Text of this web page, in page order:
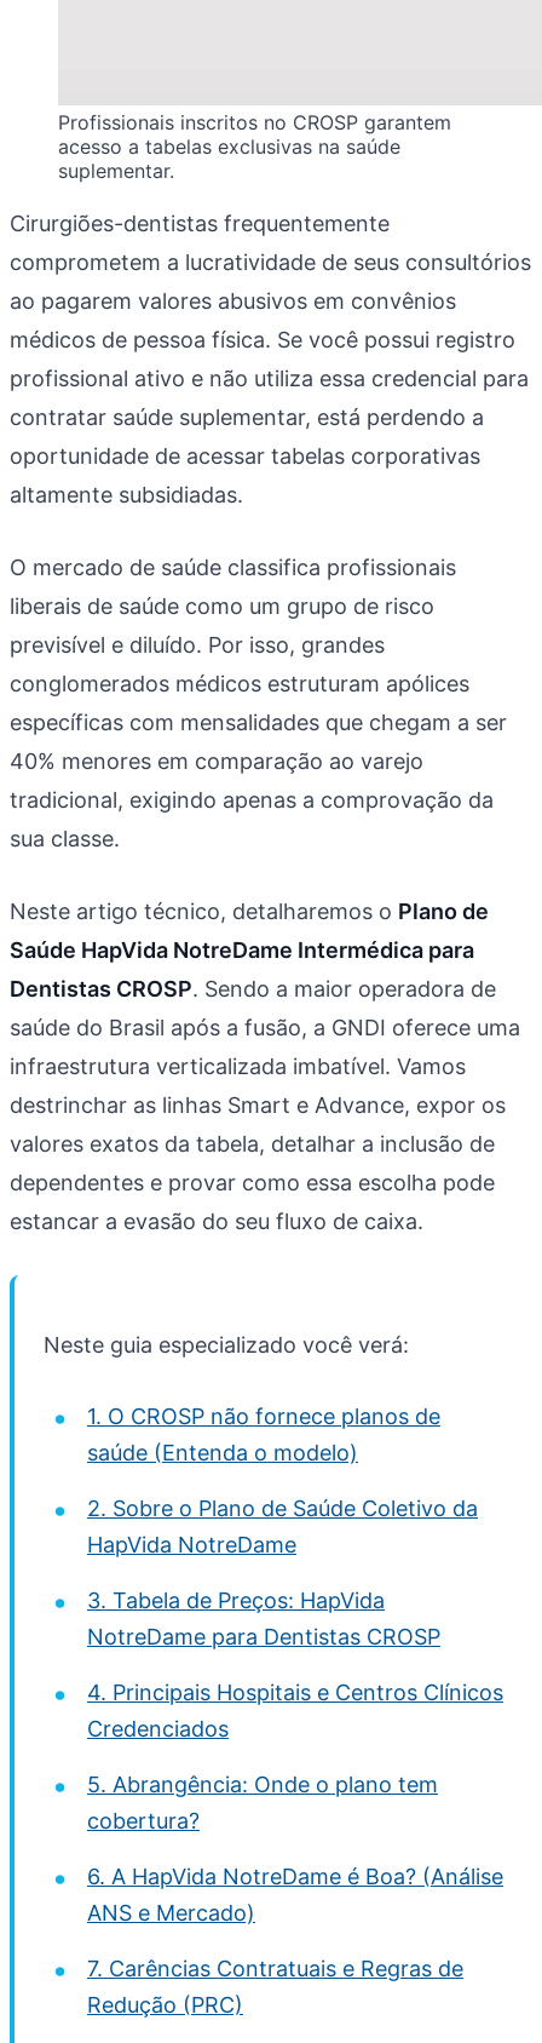
Profissionais inscritos no CROSP garantem
acesso a tabelas exclusivas na saúde
suplementar.
Cirurgiões-dentistas frequentemente
comprometem a lucratividade de seus consultórios
ao pagarem valores abusivos em convênios
médicos de pessoa física. Se você possui registro
profissional ativo e não utiliza essa credencial para
contratar saúde suplementar, está perdendo a
oportunidade de acessar tabelas corporativas
altamente subsidiadas.
O mercado de saúde classifica profissionais
liberais de saúde como um grupo de risco
previsível e diluído. Por isso, grandes
conglomerados médicos estruturam apólices
específicas com mensalidades que chegam a ser
40% menores em comparação ao varejo
tradicional, exigindo apenas a comprovação da
sua classe.
Neste artigo técnico, detalharemos o Plano de
Saúde HapVida NotreDame Intermédica para
Dentistas CROSP. Sendo a maior operadora de
saúde do Brasil após a fusão, a GNDI oferece uma
infraestrutura verticalizada imbatível. Vamos
destrinchar as linhas Smart e Advance, expor os
valores exatos da tabela, detalhar a inclusão de
dependentes e provar como essa escolha pode
estancar a evasão do seu fluxo de caixa.
Neste guia especializado você verá:
1. O CROSP não fornece planos de
saúde (Entenda o modelo)
2. Sobre o Plano de Saúde Coletivo da
HapVida NotreDame
3. Tabela de Preços: HapVida
NotreDame para Dentistas CROSP
4. Principais Hospitais e Centros Clínicos
Credenciados
5. Abrangência: Onde o plano tem
cobertura?
6. A HapVida NotreDame é Boa? (Análise
ANS e Mercado)
7. Carências Contratuais e Regras de
Redução (PRC)